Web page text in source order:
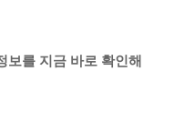
보를 지금 바로 확인해